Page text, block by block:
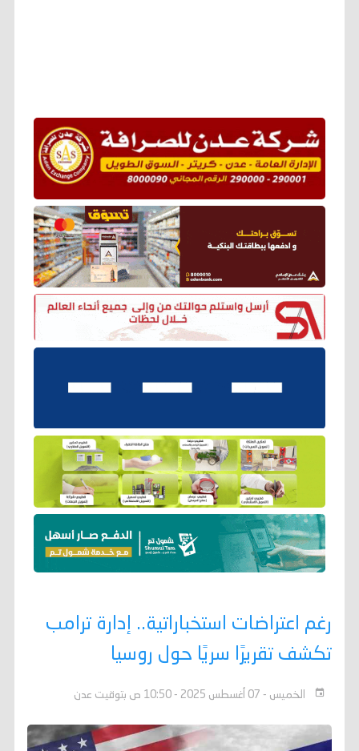
رغم اعتراضات استخباراتية.. إدارة ترامب
تكشف تقريرًا سريًا حول روسيا
الخميس - 07 أغسطس 2025 - 10:50 ص بتوقيت عدن